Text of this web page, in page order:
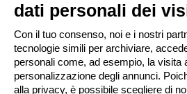
Sistema Valtherm mineral wood
compartimentano
Ultimo messaggio da Andrew1970 «mar
Inviato inFORUM ANTINCENDIO
La ricerca ha trovato più di 1000 risultati 1
dati personali dei
Con il tuo consenso, noi e i nostri
tecnologie simili per archiviare,
personali come, ad esempio, la visita
personalizzazione degli annunci.
alla privacy, è possibile scegliere di